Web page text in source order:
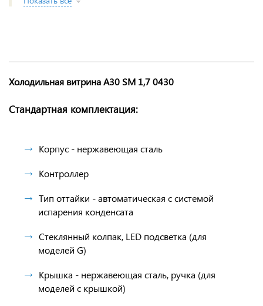
Холодильная витрина A30 SM 1,7 0430
Стандартная комплектация:
Корпус - нержавеющая сталь
Контроллер
Тип оттайки - автоматическая с системой
испарения конденсата
Стеклянный колпак, LED подсветка (для
моделей G)
Крышка - нержавеющая сталь, ручка (для
моделей с крышкой)